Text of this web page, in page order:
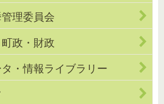
理委員会
政・財政
・情報ライブラリー